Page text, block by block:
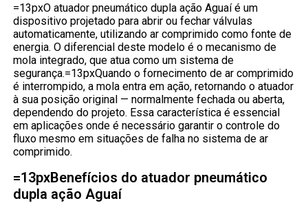
=13pxO atuador pneumático dupla ação Aguaí é um
dispositivo projetado para abrir ou fechar válvulas
automaticamente, utilizando ar comprimido como fonte de
energia. O diferencial deste modelo é o mecanismo de
mola integrado, que atua como um sistema de
segurança.=13pxQuando o fornecimento de ar comprimido
é interrompido, a mola entra em ação, retornando o atuador
à sua posição original — normalmente fechada ou aberta,
dependendo do projeto. Essa característica é essencial
em aplicações onde é necessário garantir o controle do
fluxo mesmo em situações de falha no sistema de ar
comprimido.
=13pxBenefícios do atuador pneumático
dupla ação Aguaí